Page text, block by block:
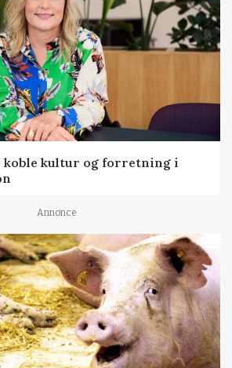
koble kultur og forretning i
Annonce